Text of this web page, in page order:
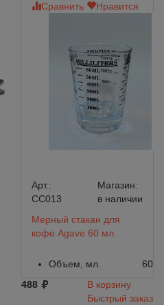
Сравнить Нравится
Арт.:
CC013
Магазин:
в наличии
Мерный стакан для
кофе Agave 60 мл.
Объем, мл.
60
488
В корзину
Быстрый заказ